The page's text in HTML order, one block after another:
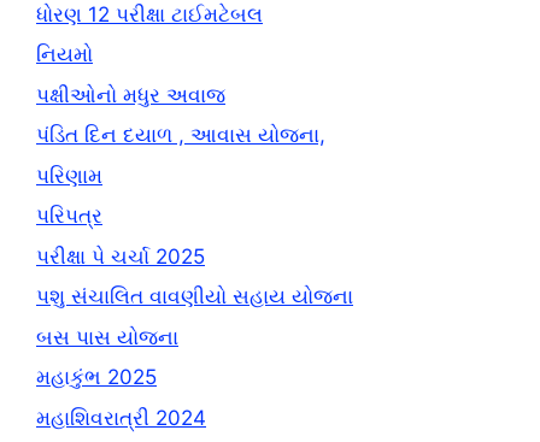
ધોરણ 12 પરીક્ષા ટાઈમટેબલ
નિયમો
પક્ષીઓનો મધુર અવાજ
પંડિત દિન દયાળ , આવાસ યોજના,
પરિણામ
પરિપત્ર
પરીક્ષા પે ચર્ચા 2025
પશુ સંચાલિત વાવણીયો સહાય યોજના
બસ પાસ યોજના
મહાકુંભ 2025
મહાશિવરાત્રી 2024